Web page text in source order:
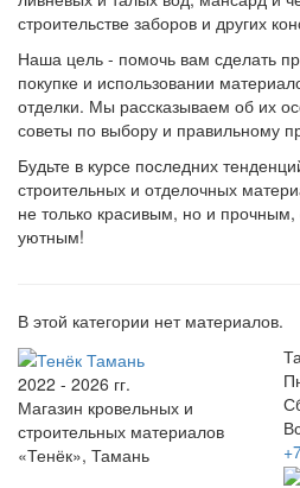
строительстве заборов и других
Наша цель - помочь вам сделать
покупке и использовании
отделки. Мы рассказываем об их
советы по выбору и правильному
Будьте в курсе последних
строительных и отделочных
не только красивым, но и
уютным!
В этой категории нет материалов.
2022 - 2026 гг.
Магазин кровельных и
строительных материалов
«Тенёк», Тамань